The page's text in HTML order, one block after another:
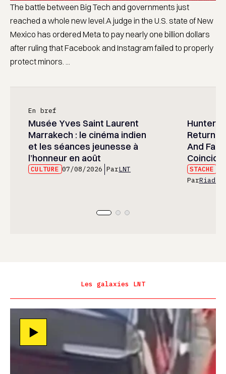
The battle between Big Tech and governments just
reached a whole new level.A judge in the U.S. state of New
Mexico has ordered Meta to pay nearly one billion dollars
after ruling that Facebook and Instagram failed to properly
protect minors. ...
En bref
Musée Yves Saint Laurent
Marrakech : le cinéma indien
et les séances jeunesse à
l’honneur en août
CULTURE 07/08/2026 ParLNT
Hunter
And
STACHE
ParRiad
Les galaxies LNT